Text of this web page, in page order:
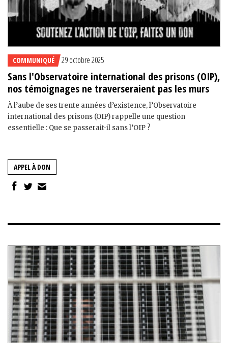
COMMUNIQUÉ 29 octobre 2025
Sans l'Observatoire international des prisons (OIP),
nos témoignages ne traverseraient pas les murs
À l’aube de ses trente années d’existence, l’Observatoire
international des prisons (OIP) rappelle une question
essentielle : Que se passerait-il sans l’OIP ?
APPEL À DON